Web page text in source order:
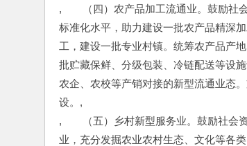
,　　（四）农产品加工流通业。鼓励社
标准化水平，助力建设一批农产品精深
工，建设一批专业村镇。统筹农产品产
批贮藏保鲜、分级包装、冷链配送等设
农企、农校等产销对接的新型流通业态
设。,
,　　（五）乡村新型服务业。鼓励社会
业，充分发掘农业农村生态、文化等各